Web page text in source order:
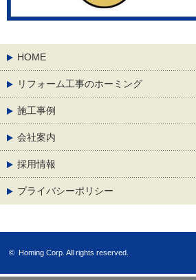
HOME
リフォーム工事のホーミング
施工事例
会社案内
採用情報
プライバシーポリシー
© Homing Corp. All rights reserved.